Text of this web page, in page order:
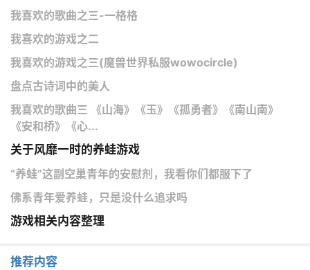
我喜欢的歌曲之三-一格格
我喜欢的游戏之二
我喜欢的游戏之三(魔兽世界私服wowocircle)
盘点古诗词中的美人
我喜欢的歌曲三 《山海》《玉》《孤勇者》《南山南》
《安和桥》《心...
关于风靡一时的养蛙游戏
“养蛙”这副空巢青年的安慰剂，我看你们都服下了
佛系青年爱养蛙，只是没什么追求吗
游戏相关内容整理
推荐内容